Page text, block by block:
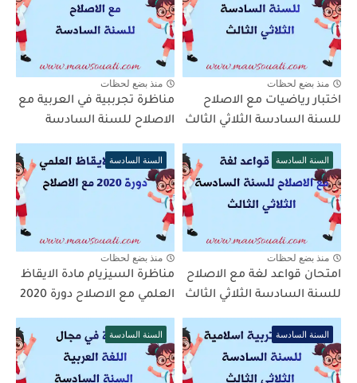
منذ بضع لحظات
اختبار رياضيات مع الاصلاح
للسنة السادسة الثلاثي الثالث
منذ بضع لحظات
مناظرة تجرببية في العربية مع
الاصلاح للسنة السادسة
السنة السادسة
منذ بضع لحظات
امتحان قواعد لغة مع الاصلاح
للسنة السادسة الثلاثي الثالث
السنة السادسة
منذ بضع لحظات
مناظرة السيزيام مادة الايقاظ
العلمي مع الاصلاح دورة 2020
السنة السادسة السنة السادسة